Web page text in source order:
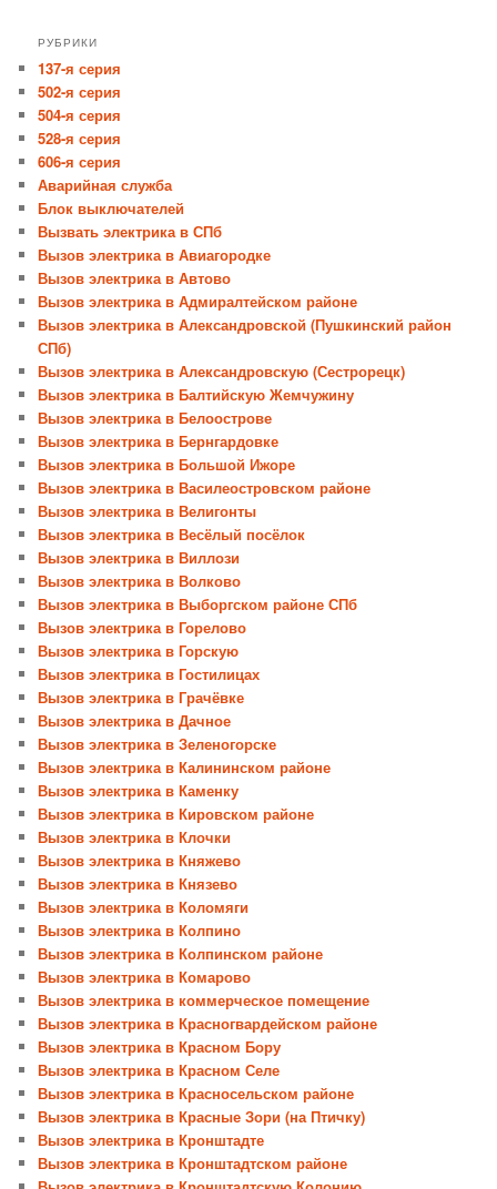
РУБРИКИ
137-я серия
502-я серия
504-я серия
528-я серия
606-я серия
Аварийная служба
Блок выключателей
Вызвать электрика в СПб
Вызов электрика в Авиагородке
Вызов электрика в Автово
Вызов электрика в Адмиралтейском районе
Вызов электрика в Александровской (Пушкинский район
СПб)
Вызов электрика в Александровскую (Сестрорецк)
Вызов электрика в Балтийскую Жемчужину
Вызов электрика в Белоострове
Вызов электрика в Бернгардовке
Вызов электрика в Большой Ижоре
Вызов электрика в Василеостровском районе
Вызов электрика в Велигонты
Вызов электрика в Весёлый посёлок
Вызов электрика в Виллози
Вызов электрика в Волково
Вызов электрика в Выборгском районе СПб
Вызов электрика в Горелово
Вызов электрика в Горскую
Вызов электрика в Гостилицах
Вызов электрика в Грачёвке
Вызов электрика в Дачное
Вызов электрика в Зеленогорске
Вызов электрика в Калининском районе
Вызов электрика в Каменку
Вызов электрика в Кировском районе
Вызов электрика в Клочки
Вызов электрика в Княжево
Вызов электрика в Князево
Вызов электрика в Коломяги
Вызов электрика в Колпино
Вызов электрика в Колпинском районе
Вызов электрика в Комарово
Вызов электрика в коммерческое помещение
Вызов электрика в Красногвардейском районе
Вызов электрика в Красном Бору
Вызов электрика в Красном Селе
Вызов электрика в Красносельском районе
Вызов электрика в Красные Зори (на Птичку)
Вызов электрика в Кронштадте
Вызов электрика в Кронштадтском районе